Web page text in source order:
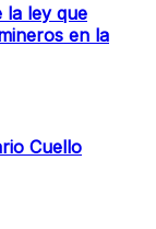
la ley que
en la
Cuello